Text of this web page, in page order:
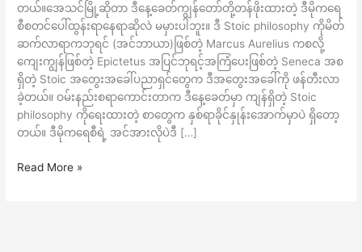
တယ်။အေသင်မြို့ဆိုတာ ဒီနေ့ခေတ်ကျွန်တော်တို့တန်ဖိုးထားတဲ့ ဒီမိုကရေ
စီစတင်ပေါ်ထွန်းရာနေရာဆိုလဲ မမှားပါဘူး။ ဒီ Stoic philosophy ကိုမိတ်
ဆက်လာရာကဘုရင် (အင်ဘာယာ)ဖြစ်တဲ့ Marcus Aurelius ကစလို့
ကျေးကျွန်ဖြစ်တဲ့ Epictetus အပြင်ဘုရင့်အကြံပေးဖြစ်တဲ့ Seneca အစ
ရှိတဲ့ Stoic အတွေးအခေါ်ပညာရှင်တွေက ဒီအတွေးအခေါ်ကို ဖန်တီးလာ
ခဲ့တယ်။ ဝမ်းနည်းစရာကောင်းတာက ဒီနေ့ခေတ်မှာ ကျန်ရှိတဲ့ Stoic
philosophy ကိုရေးထားတဲ့ စာတွေက နှစ်ရာခိုင်နှုန်းအောက်မှာပဲ ရှိတော့
တယ်။ ဒီမိုကရေစီရဲ့ အင်အားလိုပဲဒီ […]
ခု
ကတော့
Stoic
အတွေးအခေါ်
ပဲ
ဖြစ်
တယ်။
Read More »